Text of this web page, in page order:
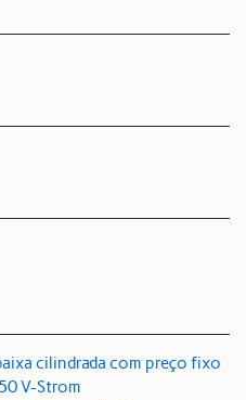
cilindrada com preço fixo
V-Strom